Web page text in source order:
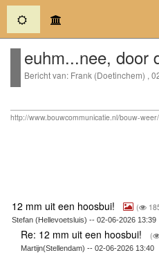
(current)
euhm...nee, door
Bericht van: Frank (Doetinchem) ,
http://www.bouwcommunicatie.nl/bouw-weer/
12 mm uit een hoosbui! (
Stefan (Hellevoetsluis) -- 02-06-2026 13:39
Re: 12 mm uit een hoosbui! (
Martijn(Stellendam) -- 02-06-2026 13:40